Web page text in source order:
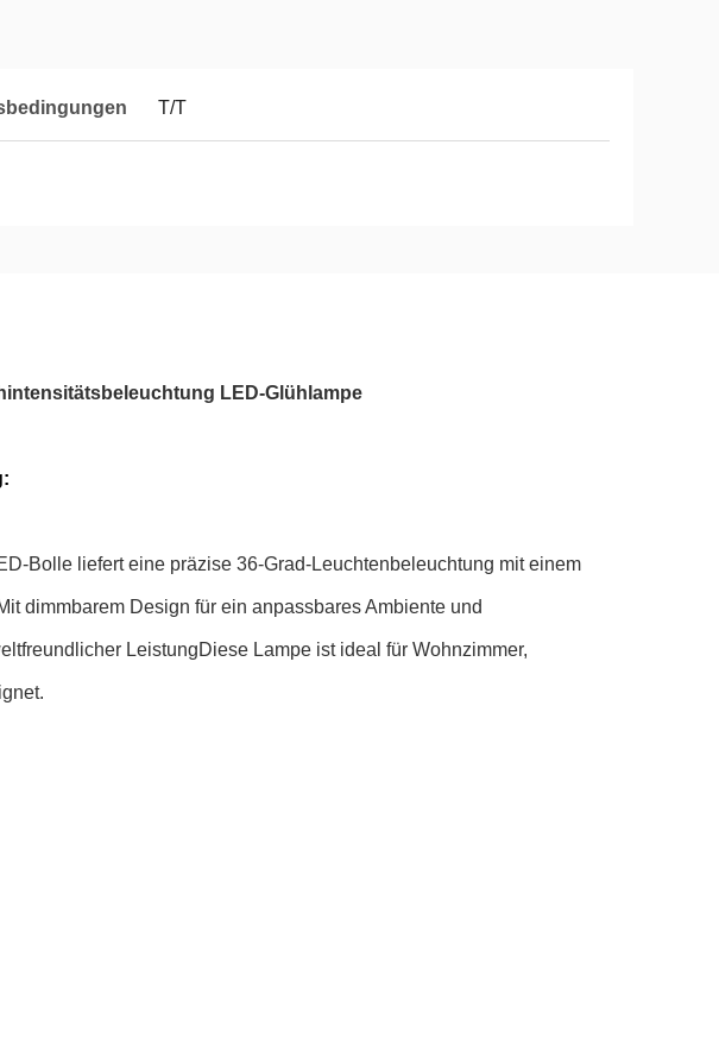
T/T
LED-Glühlampe
Bolle liefert eine präzise 36-Grad-Leuchtenbeleuchtung mit einem
dimmbarem Design für ein anpassbares Ambiente und
LeistungDiese Lampe ist ideal für Wohnzimmer,